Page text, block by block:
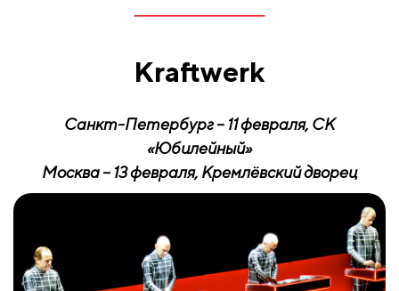
Kraftwerk
Санкт-Петербург – 11 февраля, СК
«Юбилейный»
Москва – 13 февраля, Кремлёвский дворец